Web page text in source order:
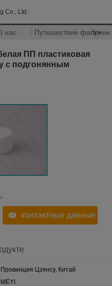
Co., Ltd.
нас Путешествие фабрики
>>
ПП пластиковая
с подгонянным
контактные данные
Провинция Цзянсу, Китай
MEYI